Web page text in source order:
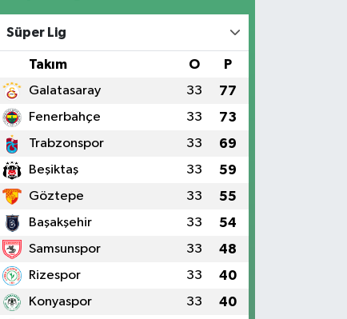
Süper Lig
Takım O P
Galatasaray 33 77
Fenerbahçe 33 73
Trabzonspor 33 69
Beşiktaş 33 59
Göztepe 33 55
Başakşehir 33 54
Samsunspor 33 48
Rizespor 33 40
Konyaspor 33 40